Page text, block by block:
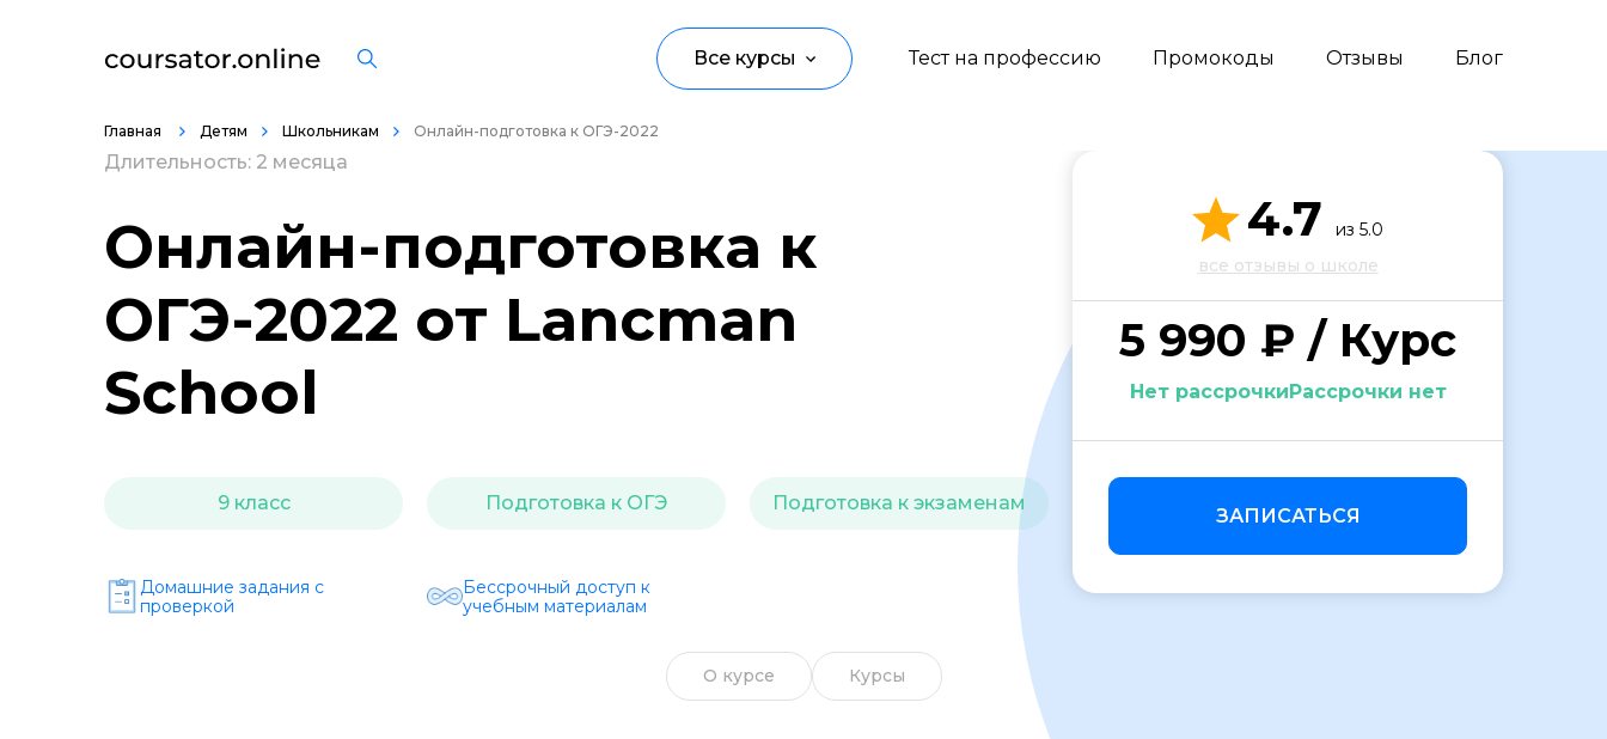
Тест на профессию Промокоды Отзывы Блог
Все курсы
Дизайн
Маркетинг
Спорт
Главная Детям Школьникам Онлайн-подготовка к ОГЭ-2022
Длительность: 2 месяца
Онлайн-подготовка к
ОГЭ-2022 от Lancman
School
9 класс Подготовка к ОГЭ Подготовка к экзаменам
Домашние задания c
проверкой
Бессрочный доступ к
учебным материалам
4.7
из 5.0
все отзывы о школе
5 990 ₽ / Курс
Нет рассрочкиРассрочки нет
ЗАПИСАТЬСЯ
О курсе Курсы